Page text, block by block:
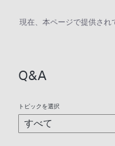
現在、本ページで提供され
Q&A
トピックを選択